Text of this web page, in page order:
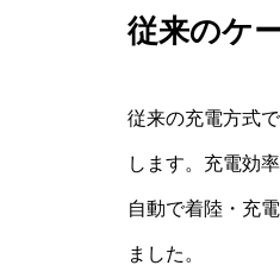
従来のケ
従来の充電方式
します。充電効
自動で着陸・充
ました。